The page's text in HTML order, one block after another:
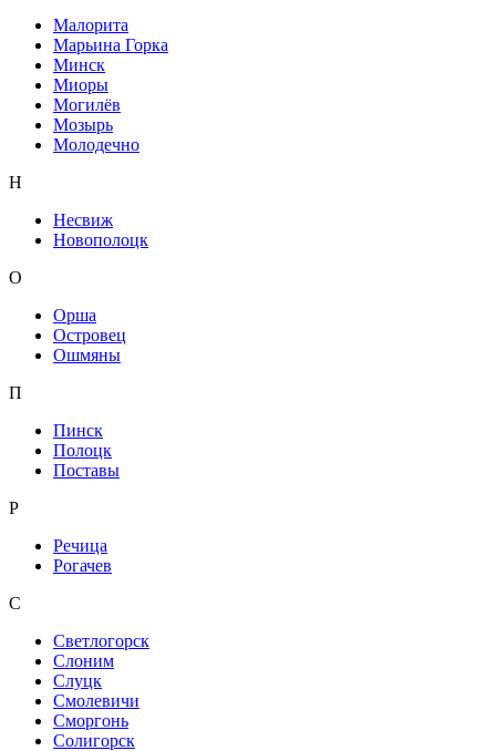
Малорита
Марьина Горка
Минск
Миоры
Могилёв
Мозырь
Молодечно
Н
Несвиж
Новополоцк
О
Орша
Островец
Ошмяны
П
Пинск
Полоцк
Поставы
Р
Речица
Рогачев
С
Светлогорск
Слоним
Слуцк
Смолевичи
Сморгонь
Солигорск